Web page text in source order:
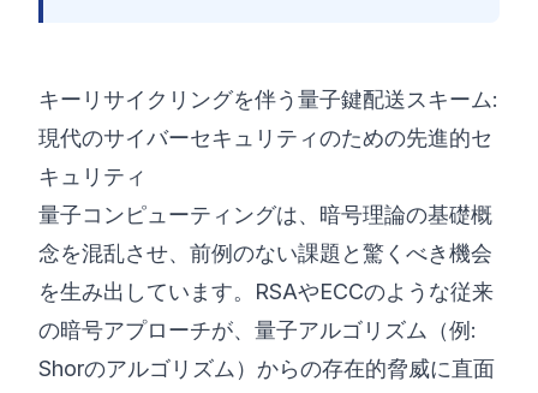
©2026 8200 サイバーブートキャンプ
キーリサイクリングを伴う量子鍵配送スキーム:
現代のサイバーセキュリティのための先進的セ
キュリティ
量子コンピューティングは、暗号理論の基礎概
念を混乱させ、前例のない課題と驚くべき機会
を生み出しています。RSAやECCのような従来
の暗号アプローチが、量子アルゴリズム（例:
Shorのアルゴリズム）からの存在的脅威に直面